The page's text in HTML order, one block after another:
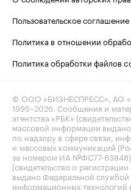
Пользовательское соглашение
Политика в отношении
Политика обработки файлов
© ООО «БИЗНЕСПРЕСС», АО
1995–2026. Сообщения и
агентства «РБК»
массовой информации
по надзору в сфере связи,
и массовых коммуникаций
за номером ИА №ФС77-63848)
(свидетельство о
выдано Федеральной
информационных